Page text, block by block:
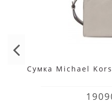
Сумка Michael